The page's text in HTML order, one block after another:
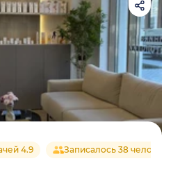
4.9 Записалось 38 человек